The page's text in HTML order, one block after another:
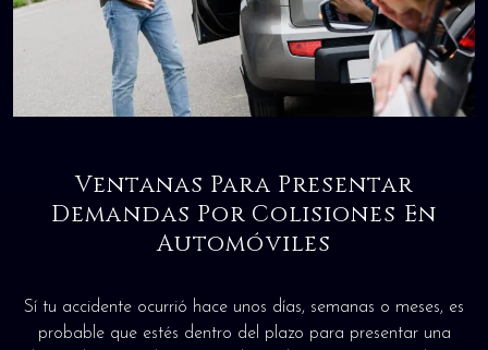
Ventanas Para Presentar
Demandas Por Colisiones En
Automóviles
Sí tu accidente ocurrió hace unos días, semanas o meses, es
probable que estés dentro del plazo para presentar una